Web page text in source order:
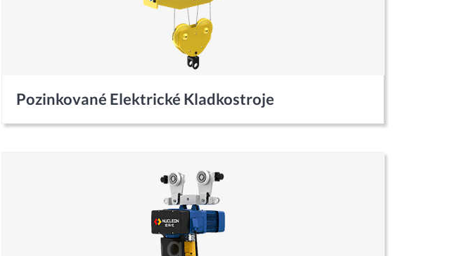
Pozinkované Elektrické Kladkostroje